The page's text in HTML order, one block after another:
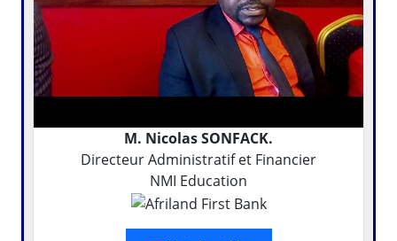
M. Nicolas SONFACK.
Directeur Administratif et Financier
NMI Education